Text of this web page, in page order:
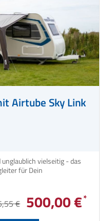
Airtube Sky Link
vielseitig - das
für Dein
€ 500,00 €